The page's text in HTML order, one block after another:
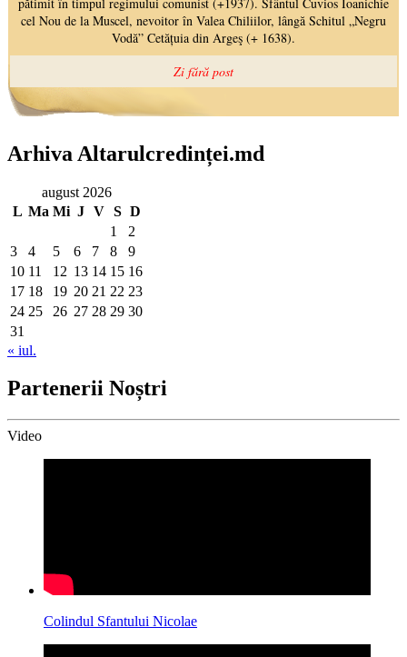
Arhiva Altarulcredinței.md
august 2026
L Ma Mi J V S D
1
2
3
4 5 6 7 8
9
10 11 12 13 14 15 16
17 18 19 20 21 22 23
24 25 26 27 28 29 30
31
« iul.
Partenerii Noștri
Video
Colindul Sfantului Nicolae